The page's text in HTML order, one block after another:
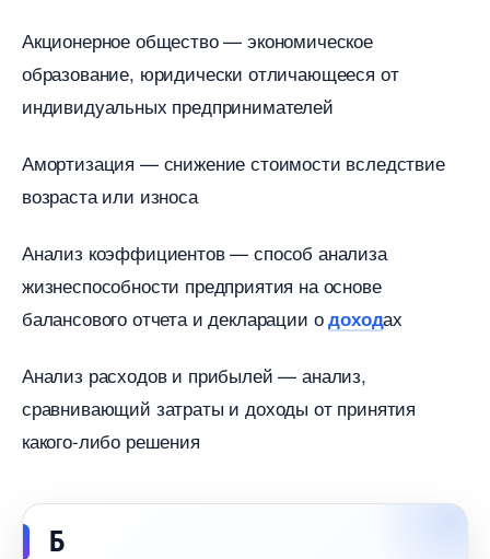
Акционерное общество — экономическое
образование, юридически отличающееся от
индивидуальных предпринимателей
Амортизация — снижение стоимости вследствие
озраста или износа
Анализ коэффициентов — способ анализа
жизнеспособности предприятия на основе
алансового отчета и декларации одоходах
Анализ расходов и прибылей — анализ,
сравнивающий затраты и доходы от принятия
какого-либо решения
Б